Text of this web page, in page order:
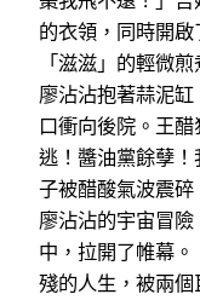
的衣領，同時開
「滋滋」的輕微
廖沾沾抱著蒜泥
口衝向後院。王
逃！醬油黨餘孽
子被醋酸氣波震
廖沾沾的宇宙冒
中，拉開了帷幕
殘的人生，被兩